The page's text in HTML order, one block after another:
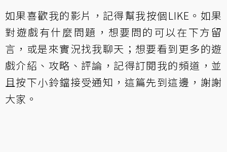
如果喜歡我的影片，記得幫我按個LIKE。如果
對遊戲有什麼問題，想要問的可以在下方留
言，或是來實況找我聊天；想要看到更多的遊
戲介紹、攻略、評論，記得訂閱我的頻道，並
且按下小鈴鐺接受通知，這篇先到這邊，謝謝
大家。